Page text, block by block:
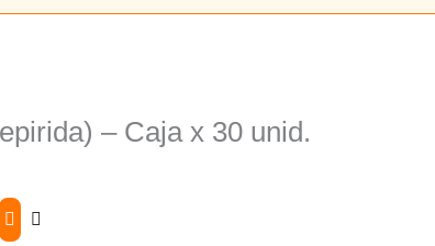
– Caja x 30 unid.